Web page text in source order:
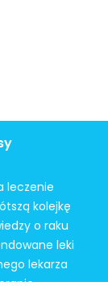
leczenie
kolejkę
o raku
leki
lekarza